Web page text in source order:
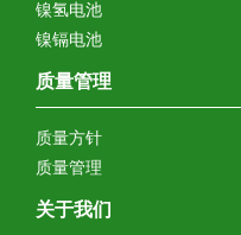
镍氢电池
镍镉电池
质量管理
质量方针
质量管理
关于我们